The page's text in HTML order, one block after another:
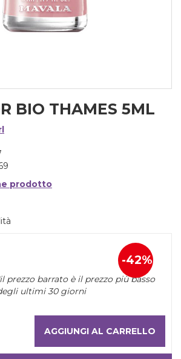
BIO THAMES 5ML
prodotto
Sconto
del
42%
Prezzo
scontato
prezzo barrato è il prezzo più basso
ultimi 30 giorni
AGGIUNGI AL CARRELLO